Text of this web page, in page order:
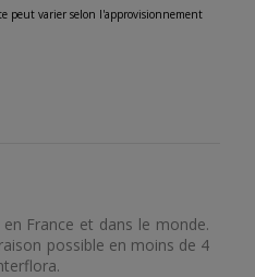
peut varier selon l'approvisionnement
France et dans le monde.
possible en moins de 4